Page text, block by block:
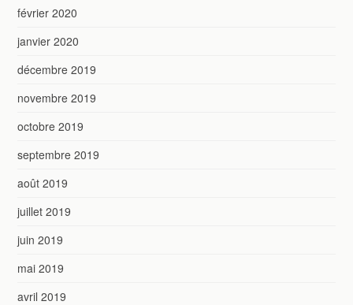
février 2020
janvier 2020
décembre 2019
novembre 2019
octobre 2019
septembre 2019
août 2019
juillet 2019
juin 2019
mai 2019
avril 2019